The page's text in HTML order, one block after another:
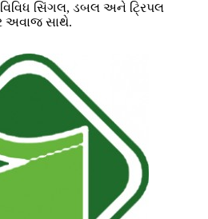
સિંગલ, ડબલ અને ટ્રિપલ
અવાજ સાથે.